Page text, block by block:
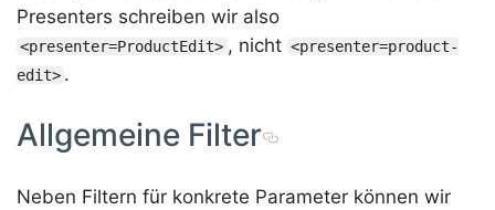
Presenters schreiben wir also
<presenter=ProductEdit> , nicht <presenter=product-
edit> .
Allgemeine Filter
Neben Filtern für konkrete Parameter können wir